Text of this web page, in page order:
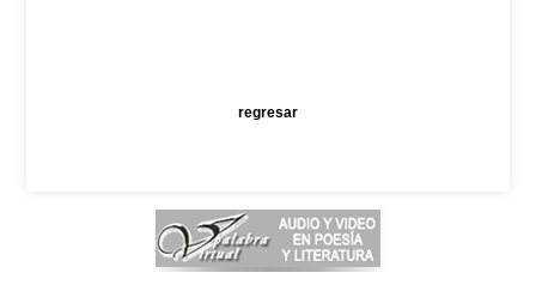
regresar